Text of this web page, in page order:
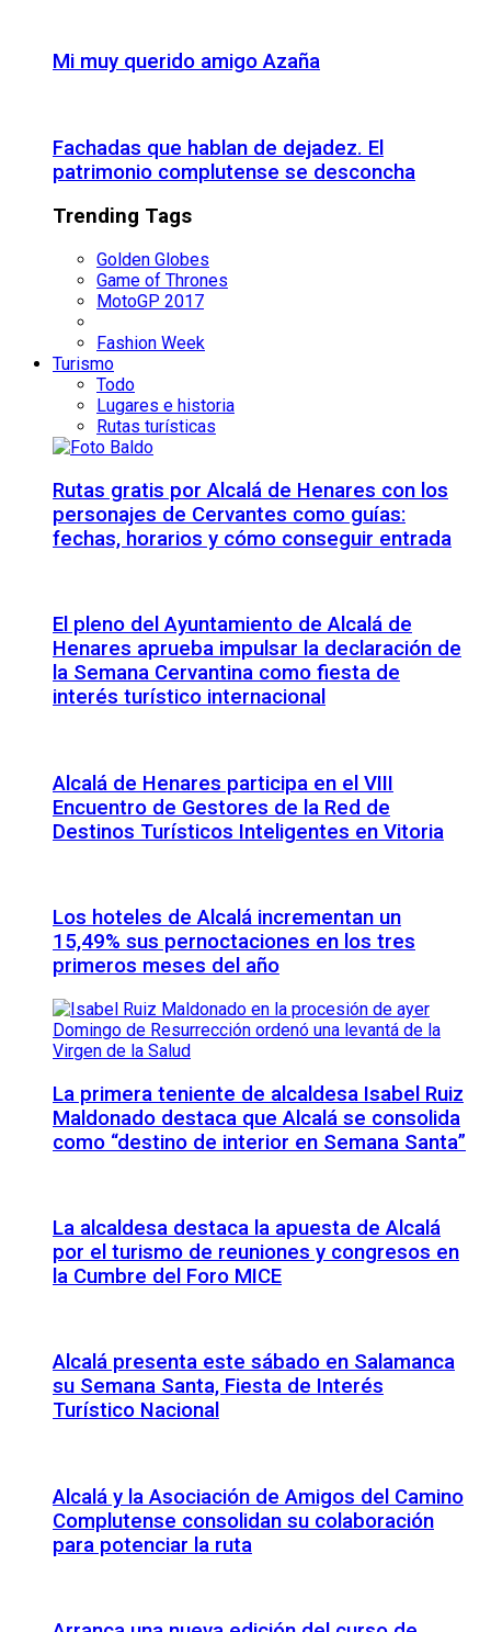
Mi muy querido amigo Azaña
Fachadas que hablan de dejadez. El
patrimonio complutense se desconcha
Trending Tags
Golden Globes
Game of Thrones
MotoGP 2017
Fashion Week
Turismo
Todo
Lugares e historia
Rutas turísticas
Rutas gratis por Alcalá de Henares con los
personajes de Cervantes como guías:
fechas, horarios y cómo conseguir entrada
El pleno del Ayuntamiento de Alcalá de
Henares aprueba impulsar la declaración de
la Semana Cervantina como fiesta de
interés turístico internacional
Alcalá de Henares participa en el VIII
Encuentro de Gestores de la Red de
Destinos Turísticos Inteligentes en Vitoria
Los hoteles de Alcalá incrementan un
15,49% sus pernoctaciones en los tres
primeros meses del año
La primera teniente de alcaldesa Isabel Ruiz
Maldonado destaca que Alcalá se consolida
como “destino de interior en Semana Santa”
La alcaldesa destaca la apuesta de Alcalá
por el turismo de reuniones y congresos en
la Cumbre del Foro MICE
Alcalá presenta este sábado en Salamanca
su Semana Santa, Fiesta de Interés
Turístico Nacional
Alcalá y la Asociación de Amigos del Camino
Complutense consolidan su colaboración
para potenciar la ruta